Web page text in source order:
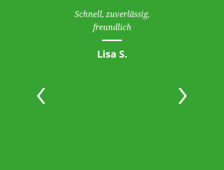
Schnell, zuverlässig,
freundlich
Lisa S.